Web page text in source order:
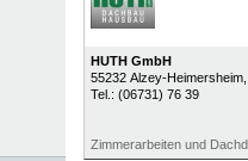
HUTH GmbH
55232 Alzey-Heimersheim,
Tel.: (06731) 76 39
Zimmerarbeiten und